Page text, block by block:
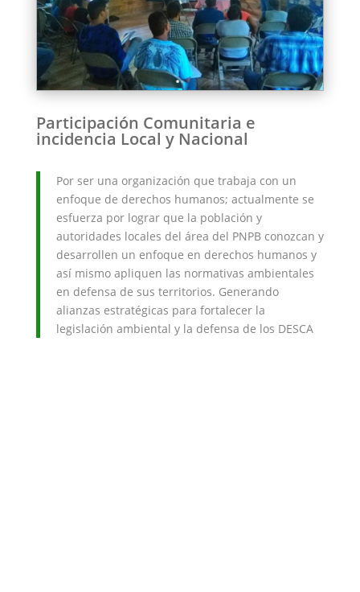
Participación Comunitaria e
incidencia Local y Nacional
Por ser una organización que trabaja con un
enfoque de derechos humanos; actualmente se
esfuerza por lograr que la población y
autoridades locales del área del PNPB conozcan y
desarrollen un enfoque en derechos humanos y
así mismo apliquen las normativas ambientales
en defensa de sus territorios. Generando
alianzas estratégicas para fortalecer la
legislación ambiental y la defensa de los DESCA